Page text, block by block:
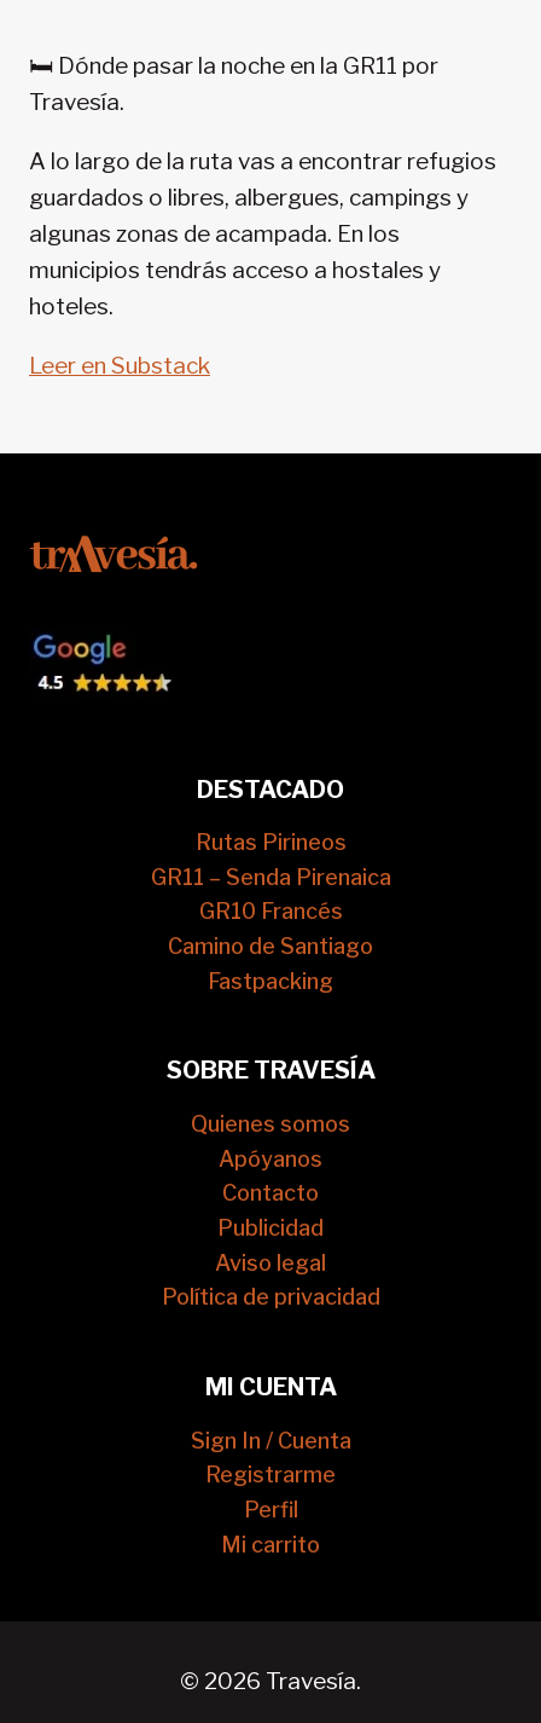
11-
🛏️ Dónde pasar la noche en la GR11 por
Travesía.
A lo largo de la ruta vas a encontrar refugios
guardados o libres, albergues, campings y
algunas zonas de acampada. En los
municipios tendrás acceso a hostales y
hoteles.
Leer en Substack
DESTACADO
Rutas Pirineos
GR11 – Senda Pirenaica
GR10 Francés
Camino de Santiago
Fastpacking
SOBRE TRAVESÍA
Quienes somos
Apóyanos
Contacto
Publicidad
Aviso legal
Política de privacidad
MI CUENTA
Sign In / Cuenta
Registrarme
Perfil
Mi carrito
© 2026 Travesía.